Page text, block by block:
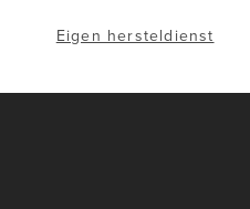
Eigen hersteldienst